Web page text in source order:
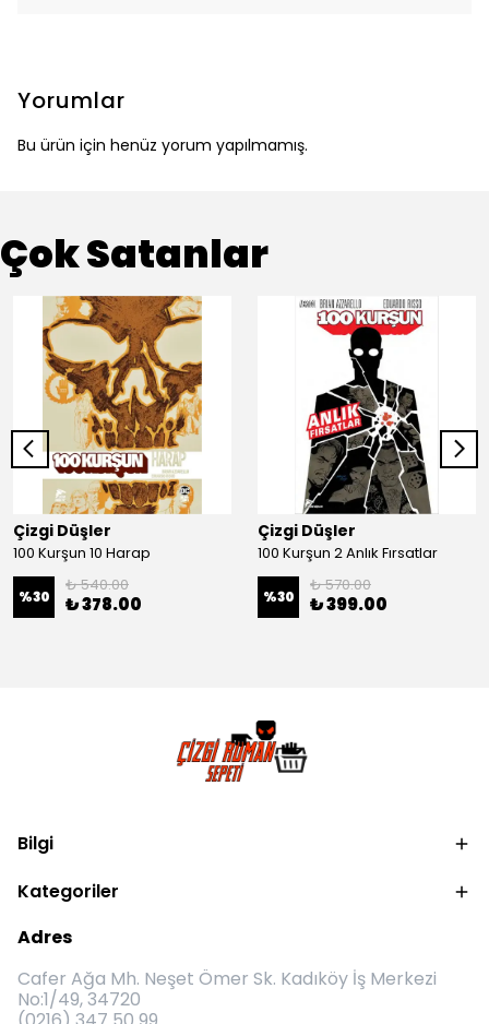
Yorumlar
Bu ürün için henüz yorum yapılmamış.
Çok Satanlar
Çizgi Düşler
100 Kurşun 10 Harap
%30
₺ 540.00
₺ 378.00
Çizgi Düşler
100 Kurşun 2 Anlık Fırsatlar
%30
₺ 570.00
₺ 399.00
Bilgi
Kategoriler
Adres
Cafer Ağa Mh. Neşet Ömer Sk. Kadıköy İş Merkezi
No:1/49, 34720